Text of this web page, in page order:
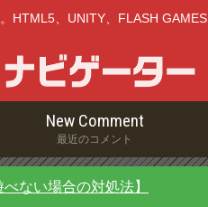
HTML5、UNITY、FLASH GAMES
New Comment
最近のコメント
ない場合の対処法】